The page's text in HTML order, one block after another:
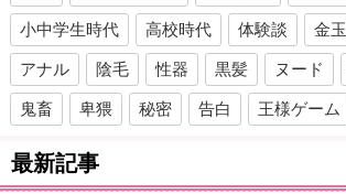
小中学生時代 高校時代 体験談 金玉
アナル 陰毛 性器 黒髪 ヌード
鬼畜 卑猥 秘密 告白 王様ゲーム
最新記事